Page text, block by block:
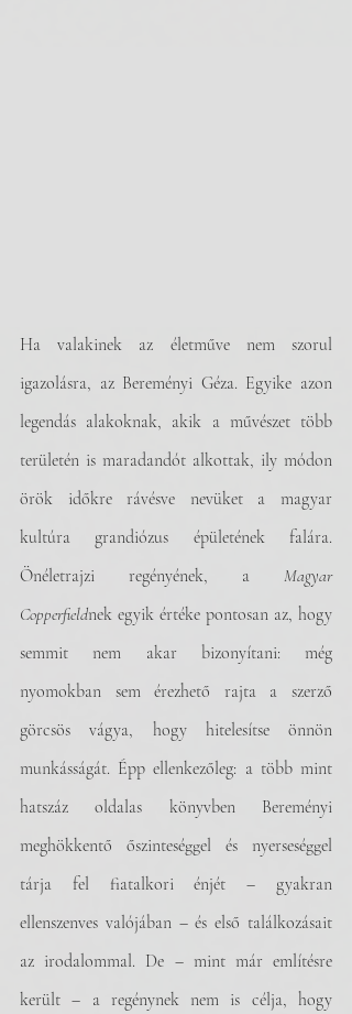
Ha valakinek az életműve nem szorul
igazolásra, az Bereményi Géza. Egyike azon
legendás alakoknak, akik a művészet több
területén is maradandót alkottak, ily módon
örök időkre rávésve nevüket a magyar
kultúra grandiózus épületének falára.
Önéletrajzi regényének, a Magyar
Copperfieldnek egyik értéke pontosan az, hogy
semmit nem akar bizonyítani: még
nyomokban sem érezhető rajta a szerző
görcsös vágya, hogy hitelesítse önnön
munkásságát. Épp ellenkezőleg: a több mint
hatszáz oldalas könyvben Bereményi
meghökkentő őszinteséggel és nyerseséggel
tárja fel fiatalkori énjét – gyakran
ellenszenves valójában – és első találkozásait
az irodalommal. De – mint már említésre
került – a regénynek nem is célja, hogy